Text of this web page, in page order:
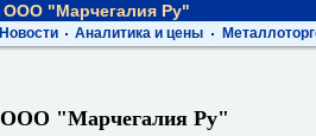
ООО "Марчегалия Ру"
Новости Аналитика и цены
ООО "Марчегалия Ру"